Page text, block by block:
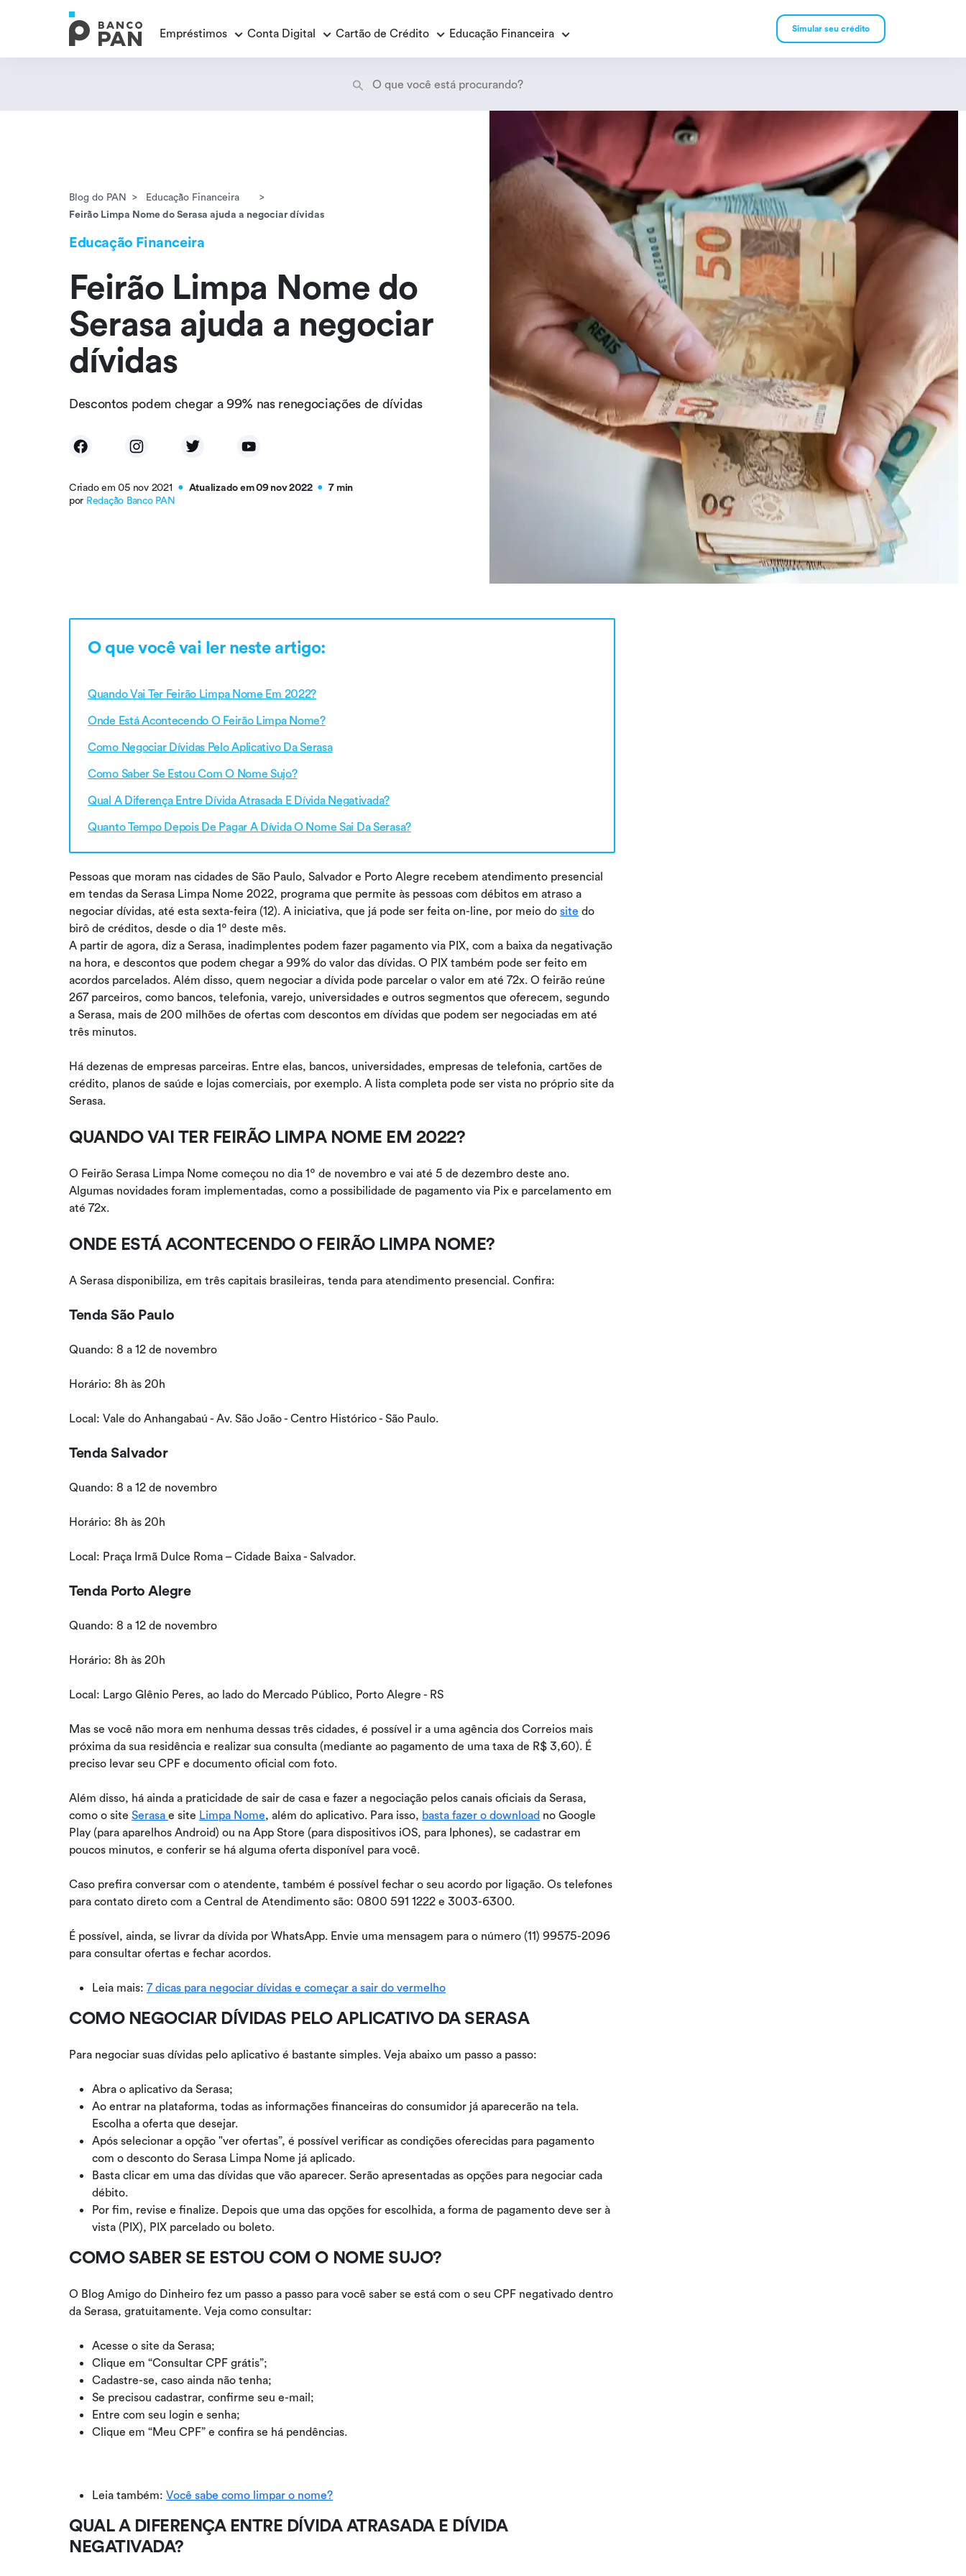
Empréstimos
Empréstimo Consignado
Empréstimo Consignado Loas
Empréstimo Consignado
Privado
Conta Digital Cartão de Crédito Educação Financeira Simular seu crédito
Blog do PAN
Educação Financeira
Feirão Limpa Nome do Serasa ajuda a negociar dívidas
Educação Financeira
Feirão Limpa Nome do
Serasa ajuda a negociar
dívidas
Descontos podem chegar a 99% nas renegociações de dívidas
Criado em 05 nov 2021 ● Atualizado em 09 nov 2022 ●
7 min
por Redação Banco PAN
O que você vai ler neste artigo:
Quando Vai Ter Feirão Limpa Nome Em 2022?
Onde Está Acontecendo O Feirão Limpa Nome?
Como Negociar Dívidas Pelo Aplicativo Da Serasa
Como Saber Se Estou Com O Nome Sujo?
Qual A Diferença Entre Dívida Atrasada E Dívida Negativada?
Quanto Tempo Depois De Pagar A Dívida O Nome Sai Da Serasa?
Pessoas que moram nas cidades de São Paulo, Salvador e Porto Alegre recebem atendimento presencial
em tendas da Serasa Limpa Nome 2022, programa que permite às pessoas com débitos em atraso a
negociar dívidas, até esta sexta-feira (12). A iniciativa, que já pode ser feita on-line, por meio do site do
birô de créditos, desde o dia 1º deste mês.
A partir de agora, diz a Serasa, inadimplentes podem fazer pagamento via PIX, com a baixa da negativação
na hora, e descontos que podem chegar a 99% do valor das dívidas. O PIX também pode ser feito em
acordos parcelados. Além disso, quem negociar a dívida pode parcelar o valor em até 72x. O feirão reúne
267 parceiros, como bancos, telefonia, varejo, universidades e outros segmentos que oferecem, segundo
a Serasa, mais de 200 milhões de ofertas com descontos em dívidas que podem ser negociadas em até
três minutos.
Há dezenas de empresas parceiras. Entre elas, bancos, universidades, empresas de telefonia, cartões de
crédito, planos de saúde e lojas comerciais, por exemplo. A lista completa pode ser vista no próprio site da
Serasa.
QUANDO VAI TER FEIRÃO LIMPA NOME EM 2022?
O Feirão Serasa Limpa Nome começou no dia 1º de novembro e vai até 5 de dezembro deste ano.
Algumas novidades foram implementadas, como a possibilidade de pagamento via Pix e parcelamento em
até 72x.
ONDE ESTÁ ACONTECENDO O FEIRÃO LIMPA NOME?
A Serasa disponibiliza, em três capitais brasileiras, tenda para atendimento presencial. Confira:
Tenda São Paulo
Quando: 8 a 12 de novembro
Horário: 8h às 20h
Local: Vale do Anhangabaú - Av. São João - Centro Histórico - São Paulo.
Tenda Salvador
Quando: 8 a 12 de novembro
Horário: 8h às 20h
Local: Praça Irmã Dulce Roma – Cidade Baixa - Salvador.
Tenda Porto Alegre
Quando: 8 a 12 de novembro
Horário: 8h às 20h
Local: Largo Glênio Peres, ao lado do Mercado Público, Porto Alegre - RS
Mas se você não mora em nenhuma dessas três cidades, é possível ir a uma agência dos Correios mais
próxima da sua residência e realizar sua consulta (mediante ao pagamento de uma taxa de R$ 3,60). É
preciso levar seu CPF e documento oficial com foto.
Além disso, há ainda a praticidade de sair de casa e fazer a negociação pelos canais oficiais da Serasa,
como o site Serasa e site Limpa Nome, além do aplicativo. Para isso, basta fazer o download no Google
Play (para aparelhos Android) ou na App Store (para dispositivos iOS, para Iphones), se cadastrar em
poucos minutos, e conferir se há alguma oferta disponível para você.
Caso prefira conversar com o atendente, também é possível fechar o seu acordo por ligação. Os telefones
para contato direto com a Central de Atendimento são: 0800 591 1222 e 3003-6300.
É possível, ainda, se livrar da dívida por WhatsApp. Envie uma mensagem para o número (11) 99575-2096
para consultar ofertas e fechar acordos.
Leia mais: 7 dicas para negociar dívidas e começar a sair do vermelho
COMO NEGOCIAR DÍVIDAS PELO APLICATIVO DA SERASA
Para negociar suas dívidas pelo aplicativo é bastante simples. Veja abaixo um passo a passo:
Abra o aplicativo da Serasa;
Ao entrar na plataforma, todas as informações financeiras do consumidor já aparecerão na tela.
Escolha a oferta que desejar.
Após selecionar a opção "ver ofertas”, é possível verificar as condições oferecidas para pagamento
com o desconto do Serasa Limpa Nome já aplicado.
Basta clicar em uma das dívidas que vão aparecer. Serão apresentadas as opções para negociar cada
débito.
Por fim, revise e finalize. Depois que uma das opções for escolhida, a forma de pagamento deve ser à
vista (PIX), PIX parcelado ou boleto.
COMO SABER SE ESTOU COM O NOME SUJO?
O Blog Amigo do Dinheiro fez um passo a passo para você saber se está com o seu CPF negativado dentro
da Serasa, gratuitamente. Veja como consultar:
Acesse o site da Serasa;
Clique em “Consultar CPF grátis”;
Cadastre-se, caso ainda não tenha;
Se precisou cadastrar, confirme seu e-mail;
Entre com seu login e senha;
Clique em “Meu CPF” e confira se há pendências.
Leia também: Você sabe como limpar o nome?
QUAL A DIFERENÇA ENTRE DÍVIDA ATRASADA E DÍVIDA
NEGATIVADA?